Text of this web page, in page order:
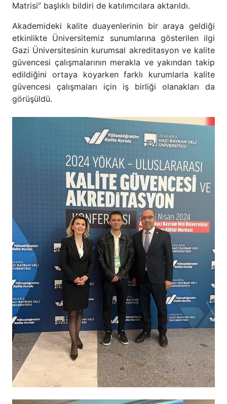
Matrisi” başlıklı bildiri de katılımcılara aktarıldı.
Akademideki kalite duayenlerinin bir araya geldiği
etkinlikte Üniversitemiz sunumlarına gösterilen ilgi
Gazi Üniversitesinin kurumsal akreditasyon ve kalite
güvencesi çalışmalarının merakla ve yakından takip
edildiğini ortaya koyarken farklı kurumlarla kalite
güvencesi çalışmaları için iş birliği olanakları da
görüşüldü.